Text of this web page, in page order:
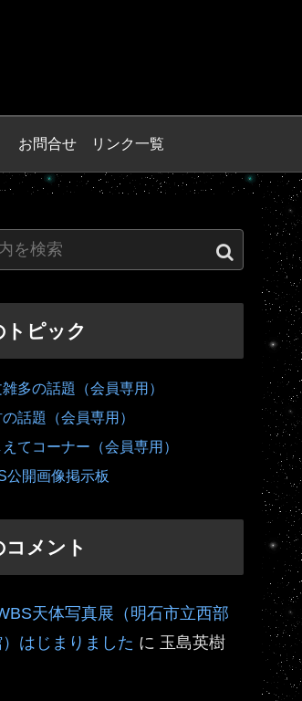
お問合せ リンク一覧
トピック
多の話題（会員専用）
話題（会員専用）
てコーナー（会員専用）
公開画像掲示板
コメント
天体写真展（明石市立西部
はじまりました に 玉島英樹